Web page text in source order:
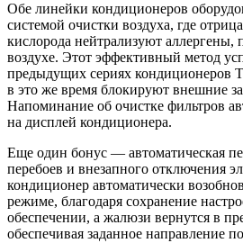
Обе линейки кондиционеров
системой очистки воздуха, где
кислорода нейтрализуют аллергены,
воздухе. Этот эффективный метод
предыдущих сериях кондиционеров
в это же время блокируют внешние
Напоминание об очистке фильтров
на дисплей кондиционера.
Еще один бонус — автоматическая
перебоев и внезапного отключения
кондиционер автоматически
режиме, благодаря сохранение
обеспечении, а жалюзи вернутся в
обеспечивая заданное направление